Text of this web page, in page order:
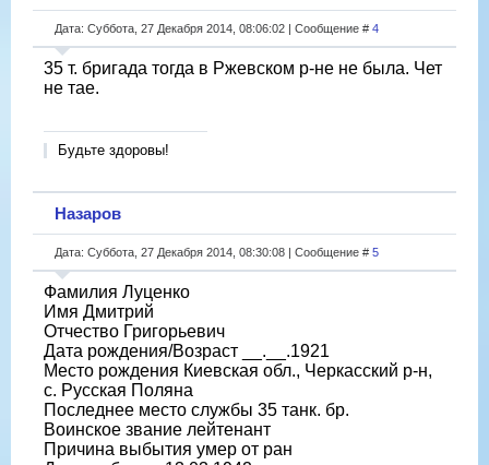
Дата: Суббота, 27 Декабря 2014, 08:06:02 | Сообщение # 4
35 т. бригада тогда в Ржевском р-не не была. Чет
не тае.
Будьте здоровы!
Назаров
Дата: Суббота, 27 Декабря 2014, 08:30:08 | Сообщение # 5
Фамилия Луценко
Имя Дмитрий
Отчество Григорьевич
Дата рождения/Возраст __.__.1921
Место рождения Киевская обл., Черкасский р-н,
с. Русская Поляна
Последнее место службы 35 танк. бр.
Воинское звание лейтенант
Причина выбытия умер от ран